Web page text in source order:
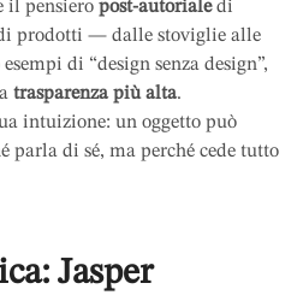
il pensiero post-autorialedi
prodotti — dalle stoviglie alle
di “design senza design”,
trasparenza più alta.
intuizione: un oggetto può
parla di sé, ma perché cede tutto
Jasper